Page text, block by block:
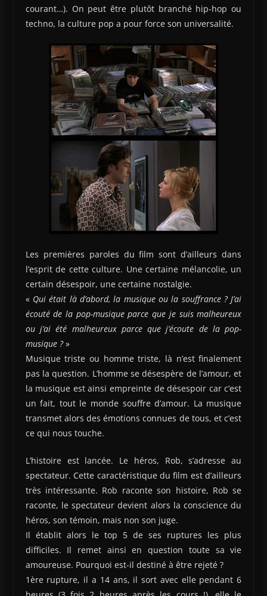
courant…). On peut être plutôt branché hip-hop ou
techno, la culture pop a pour force son universalité.
Les premières paroles du film sont d’ailleurs dans
l’esprit de cette culture. Une certaine mélancolie, un
certain désespoir, une certaine nostalgie.
« Qui était là d’abord, la musique ou la souffrance ? J’ai
écouté de la pop-musique parce que je suis malheureux
ou j’ai été malheureux parce que j’écoute de la pop-
musique ?»
Musique triste ou homme triste, là n’est finalement
pas la question. L’homme se désespère de l’amour, et
la musique est ainsi empreinte de désespoir car c’est
un fait, tout le monde souffre d’amour. La musique
transmet alors des émotions connues de tous, et c’est
ce qui nous touche.
L’histoire est lancée. Le héros, Rob, s’adresse au
spectateur. Cette caractéristique du film est d’ailleurs
très intéressante. Rob raconte son histoire, Rob se
raconte, le spectateur devient alors la conscience du
héros, son témoin, mais non son juge.
Il établit alors le top 5 de ses ruptures les plus
difficiles. Il remet ainsi en question toute sa vie
amoureuse. Pourquoi est-il destiné à être rejeté ?
1ère rupture, il a 14 ans, il sort avec elle pendant 6